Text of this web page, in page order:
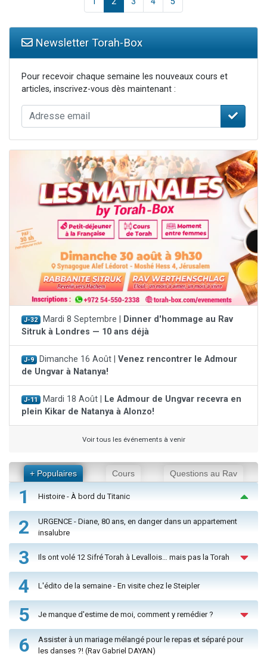
Newsletter Torah-Box
Pour recevoir chaque semaine les nouveaux cours et
articles, inscrivez-vous dès maintenant :
J-32 Mardi 8 Septembre |
Dinner d'hommage au Rav
Sitruk à Londres — 10 ans déjà
J-9 Dimanche 16 Août | Venez rencontrer le Admour
de Ungvar à Natanya!
J-11 Mardi 18 Août |
Le Admour de Ungvar recevra en
plein Kikar de Natanya à Alonzo!
Voir tous les événements à venir
+ Populaires Cours Questions au Rav
1 Histoire - À bord du Titanic
2
URGENCE - Diane, 80 ans, en danger dans un appartement
insalubre
3 Ils ont volé 12 Sifré Torah à Levallois… mais pas la Torah
4 L'édito de la semaine - En visite chez le Steipler
5 Je manque d'estime de moi, comment y remédier ?
6
Assister à un mariage mélangé pour le repas et séparé pour
les danses ?! (Rav Gabriel DAYAN)